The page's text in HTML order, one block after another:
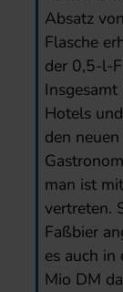
Absatz
Flasche
der 0,5-l-
Hotels
den
man ist
vertreten.
Faßbier
es auch
Mio DM